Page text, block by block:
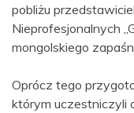
pobliżu
Nieprofesjonalnych
mongolskiego
Oprócz tego
którym uczestniczyli